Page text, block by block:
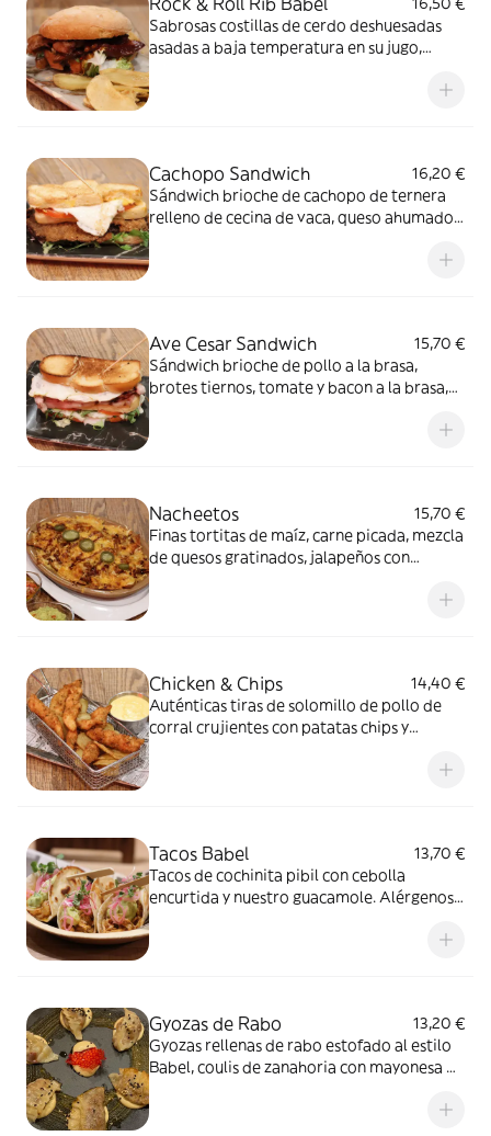
Sabrosas costillas de cerdo deshuesadas
asadas a baja temperatura en su jugo,
nuestra salsa barbacoa. Alérgenos: Gluten,
Cachopo Sandwich
16,20 €
Sándwich brioche de cachopo de ternera
relleno de cecina de vaca, queso ahumado,
tomate a la brasa y huevo a la plancha con
Ave Cesar Sandwich
15,70 €
Sándwich brioche de pollo a la brasa,
brotes tiernos, tomate y bacon a la brasa,
Nacheetos
15,70 €
Finas tortitas de maíz, carne picada, mezcla
de quesos gratinados, jalapeños con
Chicken & Chips
14,40 €
Auténticas tiras de solomillo de pollo de
corral crujientes con patatas chips y
Tacos Babel
13,70 €
Tacos de cochinita pibil con cebolla
encurtida y nuestro guacamole. Alérgenos:
Gyozas de Rabo
13,20 €
Gyozas rellenas de rabo estofado al estilo
Babel, coulis de zanahoria con mayonesa de